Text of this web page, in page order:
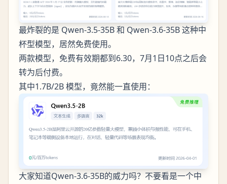
最炸裂的是 Qwen-3.5-35B 和 Qwen-3.6-35B 这种中
杯型模型，居然免费使用。
两款模型，免费有效期都到6.30，7月1日10点之后会
转为后付费。
其中1.7B/2B 模型，竟然能一直使用：
大家知道Qwen-3.6-35B的威力吗？不要看是一个中